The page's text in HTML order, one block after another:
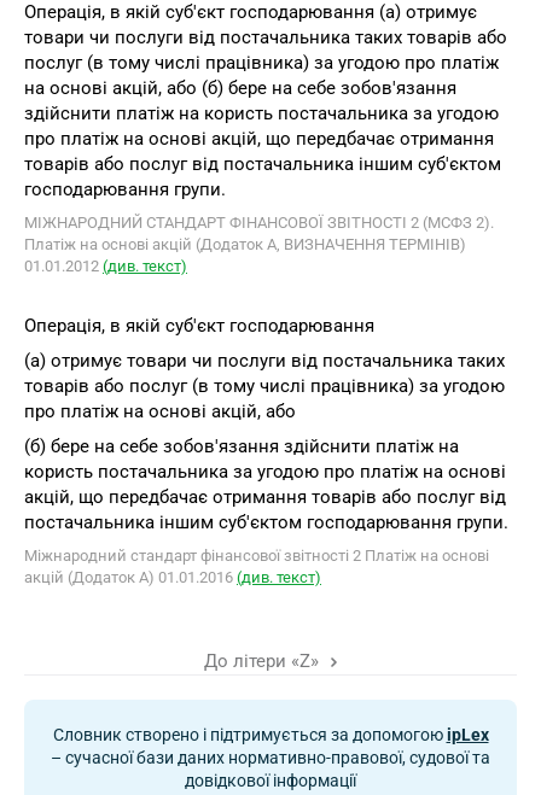
Операція, в якій суб'єкт господарювання (а) отримує
товари чи послуги від постачальника таких товарів або
послуг (в тому числі працівника) за угодою про платіж
на основі акцій, або (б) бере на себе зобов'язання
здійснити платіж на користь постачальника за угодою
про платіж на основі акцій, що передбачає отримання
товарів або послуг від постачальника іншим суб'єктом
господарювання групи.
МІЖНАРОДНИЙ СТАНДАРТ ФІНАНСОВОЇ ЗВІТНОСТІ 2 (МСФЗ 2).
Платіж на основі акцій (Додаток А, ВИЗНАЧЕННЯ ТЕРМІНІВ)
01.01.2012 (див. текст)
Операція, в якій суб'єкт господарювання
(а) отримує товари чи послуги від постачальника таких
товарів або послуг (в тому числі працівника) за угодою
про платіж на основі акцій, або
(б) бере на себе зобов'язання здійснити платіж на
користь постачальника за угодою про платіж на основі
акцій, що передбачає отримання товарів або послуг від
постачальника іншим суб'єктом господарювання групи.
Міжнародний стандарт фінансової звітності 2 Платіж на основі
акцій (Додаток A) 01.01.2016 (див. текст)
До літери «Z»
Словник створено і підтримується за допомогоюipLex
– сучасної бази даних нормативно-правової, судової та
довідкової інформації